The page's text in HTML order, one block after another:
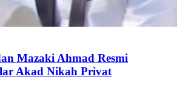
Mazaki Ahmad Resmi
Akad Nikah Privat